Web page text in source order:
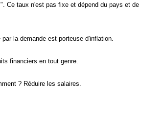
Ce taux n'est pas fixe et dépend du pays et de
la demande est porteuse d'inflation.
financiers en tout genre.
? Réduire les salaires.